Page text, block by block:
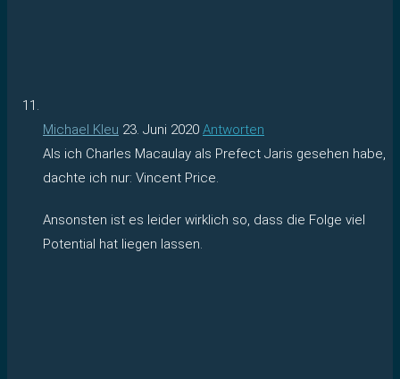
Michael Kleu 23. Juni 2020 Antworten
Als ich Charles Macaulay als Prefect Jaris gesehen habe,
dachte ich nur: Vincent Price.
Ansonsten ist es leider wirklich so, dass die Folge viel
Potential hat liegen lassen.